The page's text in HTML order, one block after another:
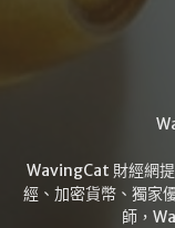
WavingCat 財經網
經、加密貨幣、獨家
師，